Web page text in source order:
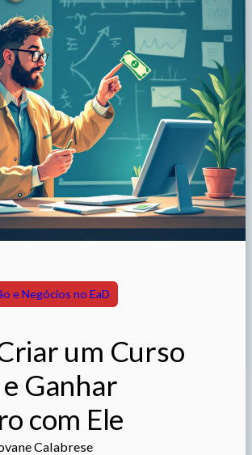
e Negócios no EaD
um Curso
Ganhar
com Ele
Calabrese